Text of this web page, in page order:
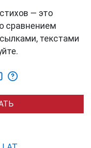
— это
сравнением
текстами